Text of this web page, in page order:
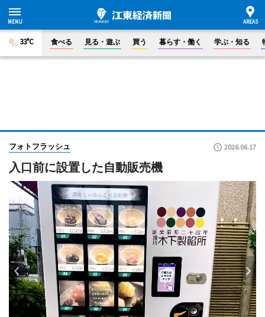
33°C 食べる 見る・遊ぶ 買う 暮らす・働く 学ぶ・知る
フォトフラッシュ 2026.06.17
入口前に設置した自動販売機